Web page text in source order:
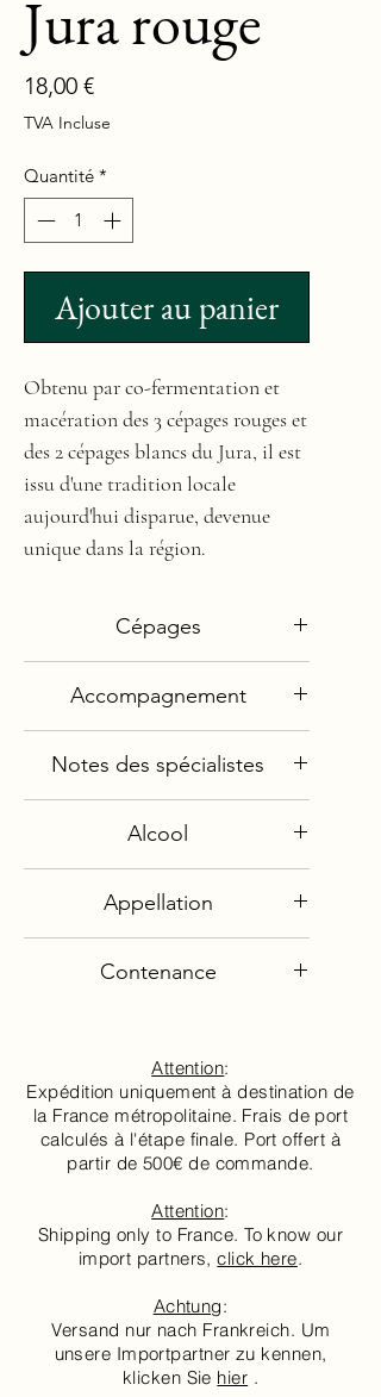
Jura rouge
18,00 €Prix
TVA Incluse
Quantité *
Ajouter au panier
Obtenu par co-fermentation et
macération des 3 cépages rouges et
des 2 cépages blancs du Jura, il est
issu d'une tradition locale
aujourd'hui disparue, devenue
unique dans la région.
Cépages
Trousseau
Poulsard
Chardonnay
Savagnin
Accompagnement
Cuisine asiatique
Poëlées de légumes
Notes des spécialistes
(02/2020) : 16/20
Alcool
Appellation
Contenance
Attention:
Expédition uniquement à destination de
la France métropolitaine. Frais de port
calculés à l'étape finale. Port offert à
partir de 500€ de commande.
Attention:
Shipping only to France. To know our
import partners,click here.
Achtung:
Versand nur nach Frankreich. Um
unsere Importpartner zu kennen,
klicken Sie hier .